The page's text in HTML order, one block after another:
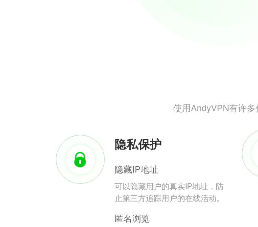
使用AndyVPN有许
隐私保护
隐藏IP地址
可以隐藏用户的真实IP地址，防
止第三方追踪用户的在线活动。
匿名浏览